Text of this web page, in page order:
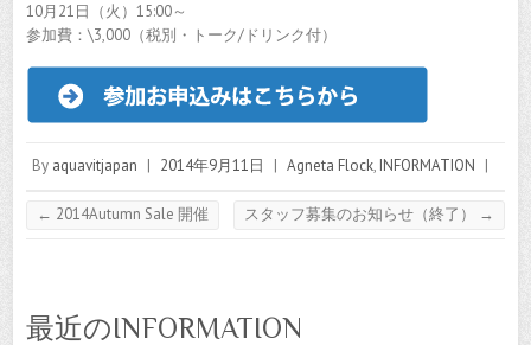
10月21日（火）15:00～
参加費：\3,000（税別・トーク/ドリンク付）
By aquavitjapan | 2014年9月11日 | Agneta Flock, INFORMATION |
← 2014Autumn Sale 開催 スタッフ募集のお知らせ（終了） →
最近のINFORMATION